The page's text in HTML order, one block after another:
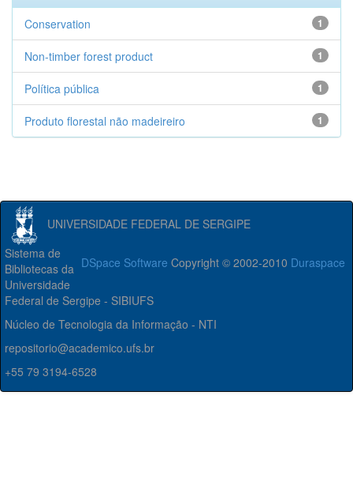
1
Conservation
1
Non-timber forest product
1
Política pública
1
Produto florestal não madeireiro
UNIVERSIDADE FEDERAL DE SERGIPE
DSpace Software Copyright © 2002-2010 Duraspace
Sistema de
Bibliotecas da
Universidade
Federal de Sergipe - SIBIUFS
Núcleo de Tecnologia da Informação - NTI
repositorio@academico.ufs.br
+55 79 3194-6528